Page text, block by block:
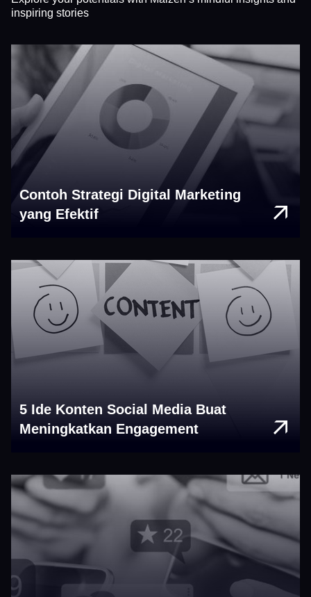
inspiring stories
Contoh Strategi Digital Marketing
yang Efektif
5 Ide Konten Social Media Buat
Meningkatkan Engagement